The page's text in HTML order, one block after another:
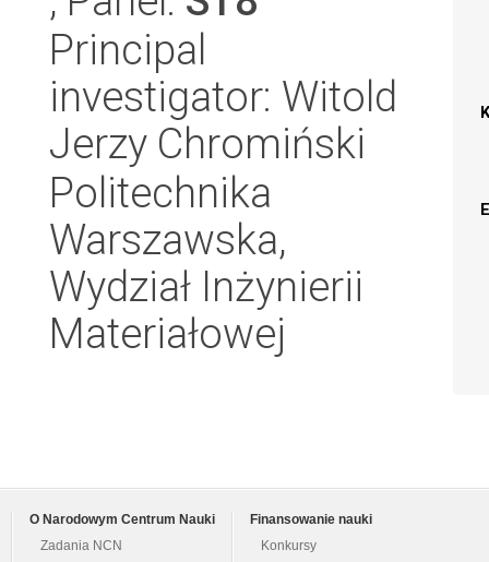
Principal
investigator: Witold
Jerzy Chromiński
Politechnika
Warszawska,
Wydział Inżynierii
Materiałowej
O Narodowym Centrum Nauki
Zadania NCN
Finansowanie nauki
Konkursy